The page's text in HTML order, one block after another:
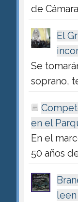
de Cámara
El
Se
soprano,
en el
En el
50 años